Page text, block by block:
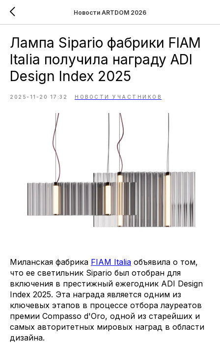
Новости ARTDOM 2026
Лампа Sipario фабрики FIAM
Italia получила награду ADI
Design Index 2025
2025-11-20 17:32 НОВОСТИ УЧАСТНИКОВ
Миланская фабрика FIAM Italia объявила о том,
что ее светильник Sipario был отобран для
включения в престижный ежегодник ADI Design
Index 2025. Эта награда является одним из
ключевых этапов в процессе отбора лауреатов
премии Compasso d'Oro, одной из старейших и
самых авторитетных мировых наград в области
дизайна.